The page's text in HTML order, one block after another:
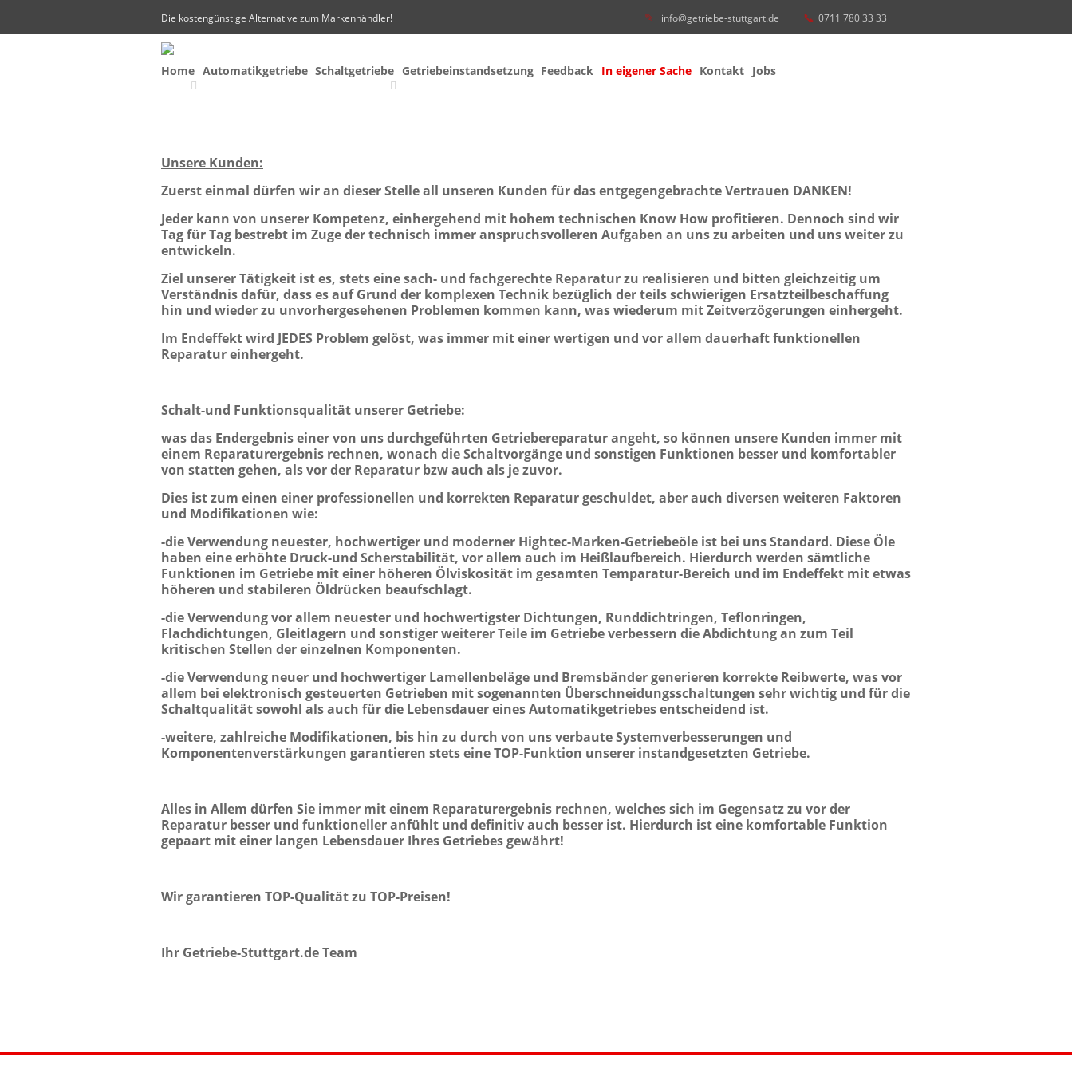
Die kostengünstige Alternative zum Markenhändler! info@getriebe-stuttgart.de 0711 780 33 33
Home Automatikgetriebe Schaltgetriebe Getriebeinstandsetzung Feedback In eigener Sache Kontakt Jobs
Unsere Kunden:
Zuerst einmal dürfen wir an dieser Stelle all unseren Kunden für das entgegengebrachte Vertrauen DANKEN!
Jeder kann von unserer Kompetenz, einhergehend mit hohem technischen Know How profitieren. Dennoch sind wir
Tag für Tag bestrebt im Zuge der technisch immer anspruchsvolleren Aufgaben an uns zu arbeiten und uns weiter zu
entwickeln.
Ziel unserer Tätigkeit ist es, stets eine sach- und fachgerechte Reparatur zu realisieren und bitten gleichzeitig um
Verständnis dafür, dass es auf Grund der komplexen Technik bezüglich der teils schwierigen Ersatzteilbeschaffung
hin und wieder zu unvorhergesehenen Problemen kommen kann, was wiederum mit Zeitverzögerungen einhergeht.
Im Endeffekt wird JEDES Problem gelöst, was immer mit einer wertigen und vor allem dauerhaft funktionellen
Reparatur einhergeht.
Schalt-und Funktionsqualität unserer Getriebe:
was das Endergebnis einer von uns durchgeführten Getriebereparatur angeht, so können unsere Kunden immer mit
einem Reparaturergebnis rechnen, wonach die Schaltvorgänge und sonstigen Funktionen besser und komfortabler
von statten gehen, als vor der Reparatur bzw auch als je zuvor.
Dies ist zum einen einer professionellen und korrekten Reparatur geschuldet, aber auch diversen weiteren Faktoren
und Modifikationen wie:
-die Verwendung neuester, hochwertiger und moderner Hightec-Marken-Getriebeöle ist bei uns Standard. Diese Öle
haben eine erhöhte Druck-und Scherstabilität, vor allem auch im Heißlaufbereich. Hierdurch werden sämtliche
Funktionen im Getriebe mit einer höheren Ölviskosität im gesamten Temparatur-Bereich und im Endeffekt mit etwas
höheren und stabileren Öldrücken beaufschlagt.
-die Verwendung vor allem neuester und hochwertigster Dichtungen, Runddichtringen, Teflonringen,
Flachdichtungen, Gleitlagern und sonstiger weiterer Teile im Getriebe verbessern die Abdichtung an zum Teil
kritischen Stellen der einzelnen Komponenten.
-die Verwendung neuer und hochwertiger Lamellenbeläge und Bremsbänder generieren korrekte Reibwerte, was vor
allem bei elektronisch gesteuerten Getrieben mit sogenannten Überschneidungsschaltungen sehr wichtig und für die
Schaltqualität sowohl als auch für die Lebensdauer eines Automatikgetriebes entscheidend ist.
-weitere, zahlreiche Modifikationen, bis hin zu durch von uns verbaute Systemverbesserungen und
Komponentenverstärkungen garantieren stets eine TOP-Funktion unserer instandgesetzten Getriebe.
Alles in Allem dürfen Sie immer mit einem Reparaturergebnis rechnen, welches sich im Gegensatz zu vor der
Reparatur besser und funktioneller anfühlt und definitiv auch besser ist. Hierdurch ist eine komfortable Funktion
gepaart mit einer langen Lebensdauer Ihres Getriebes gewährt!
Wir garantieren TOP-Qualität zu TOP-Preisen!
Ihr Getriebe-Stuttgart.de Team